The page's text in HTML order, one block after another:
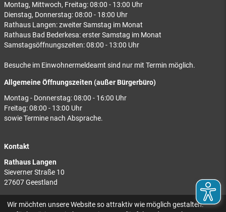
Montag, Mittwoch, Freitag: 08:00 - 13:00 Uhr
Dienstag, Donnerstag: 08:00 - 18:00 Uhr
Rathaus Langen: zweiter Samstag im Monat
Rathaus Bad Bederkesa: erster Samstag im Monat
Samstagsöffnungszeiten: 08:00 - 13:00 Uhr
Besuche im Einwohnermeldeamt sind nur mit Termin möglich.
Allgemeine Öffnungszeiten (außer Bürgerbüro)
Montag - Donnerstag: 08:00 - 16:00 Uhr
Freitag: 08:00 - 13:00 Uhr
sowie Termine nach Absprache.
Kontakt
Rathaus Langen
Sieverner Straße 10
27607 Geestland
Rathaus Bad Bederkesa
Wir möchten unsere Website so attraktiv wie möglich gestalten.